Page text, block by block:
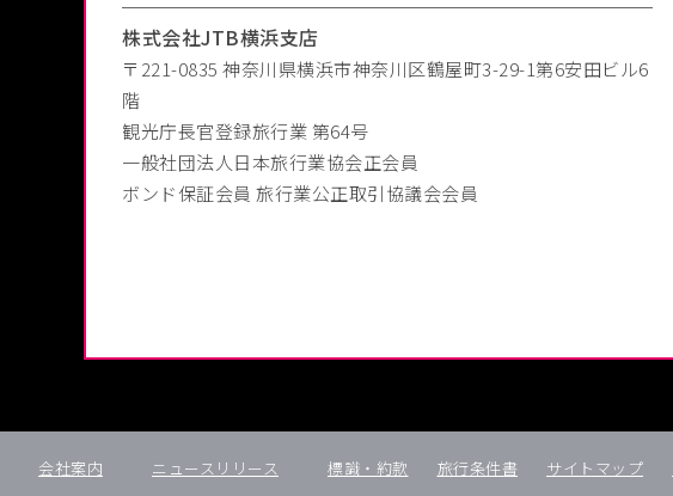
株式会社JTB横浜支店
〒221-0835 神奈川県横浜市神奈川区鶴屋町3-29-1第6安田ビル6
階
観光庁長官登録旅行業 第64号
一般社団法人日本旅行業協会正会員
ボンド保証会員 旅行業公正取引協議会会員
会社案内 ニュースリリース 標識・約款 旅行条件書 サイトマップ